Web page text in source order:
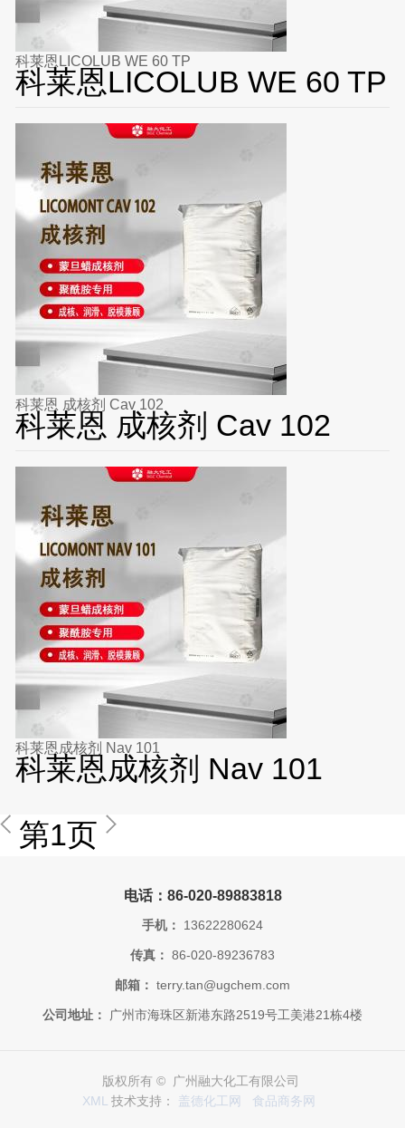
科莱恩LICOLUB WE 60 TP
科莱恩LICOLUB WE 60 TP
科莱恩 成核剂 Cav 102
科莱恩 成核剂 Cav 102
科莱恩成核剂 Nav 101
科莱恩成核剂 Nav 101
第1页
电话：86-020-89883818
手机： 13622280624
传真： 86-020-89236783
邮箱： terry.tan@ugchem.com
公司地址： 广州市海珠区新港东路2519号工美港21栋4楼
版权所有 © 广州融大化工有限公司
XML 技术支持： 盖德化工网 食品商务网